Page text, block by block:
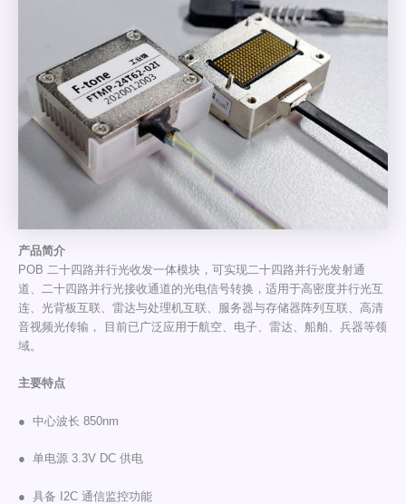
产品简介
POB 二十四路并行光收发一体模块，可实现二十四路并行光发射通
道、二十四路并行光接收通道的光电信号转换，适用于高密度并行光互
连、光背板互联、雷达与处理机互联、服务器与存储器阵列互联、高清
音视频光传输， 目前已广泛应用于航空、电子、雷达、船舶、兵器等领
域。
主要特点
● 中心波长 850nm
● 单电源 3.3V DC 供电
● 具备 I2C 通信监控功能